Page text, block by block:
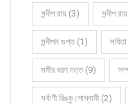
সন্দীপ রায় (3) সন্দীপ
সন্দীপন গুপ্ত (1)
সমীর বরণ দত্ত (9)
সর্বাণী রিঙ্কু গোস্বামী (2)